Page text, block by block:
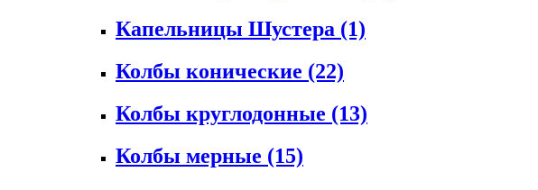
Капельницы Шустера (1)
Колбы конические (22)
Колбы круглодонные (13)
Колбы мерные (15)